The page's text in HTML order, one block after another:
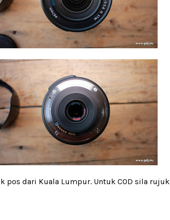
pos dari Kuala Lumpur. Untuk COD sila rujuk